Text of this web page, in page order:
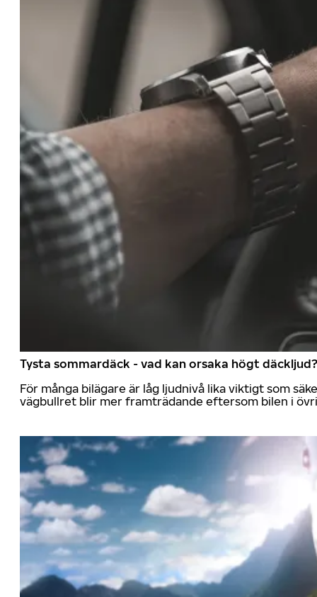
Tysta sommardäck - vad kan orsaka högt däckljud?
För många bilägare är låg ljudnivå lika viktigt som
vägbullret blir mer framträdande eftersom bilen i